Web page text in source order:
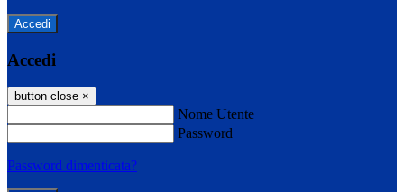
Accedi
Accedi
button close ×
Nome Utente
Password
Password dimenticata?